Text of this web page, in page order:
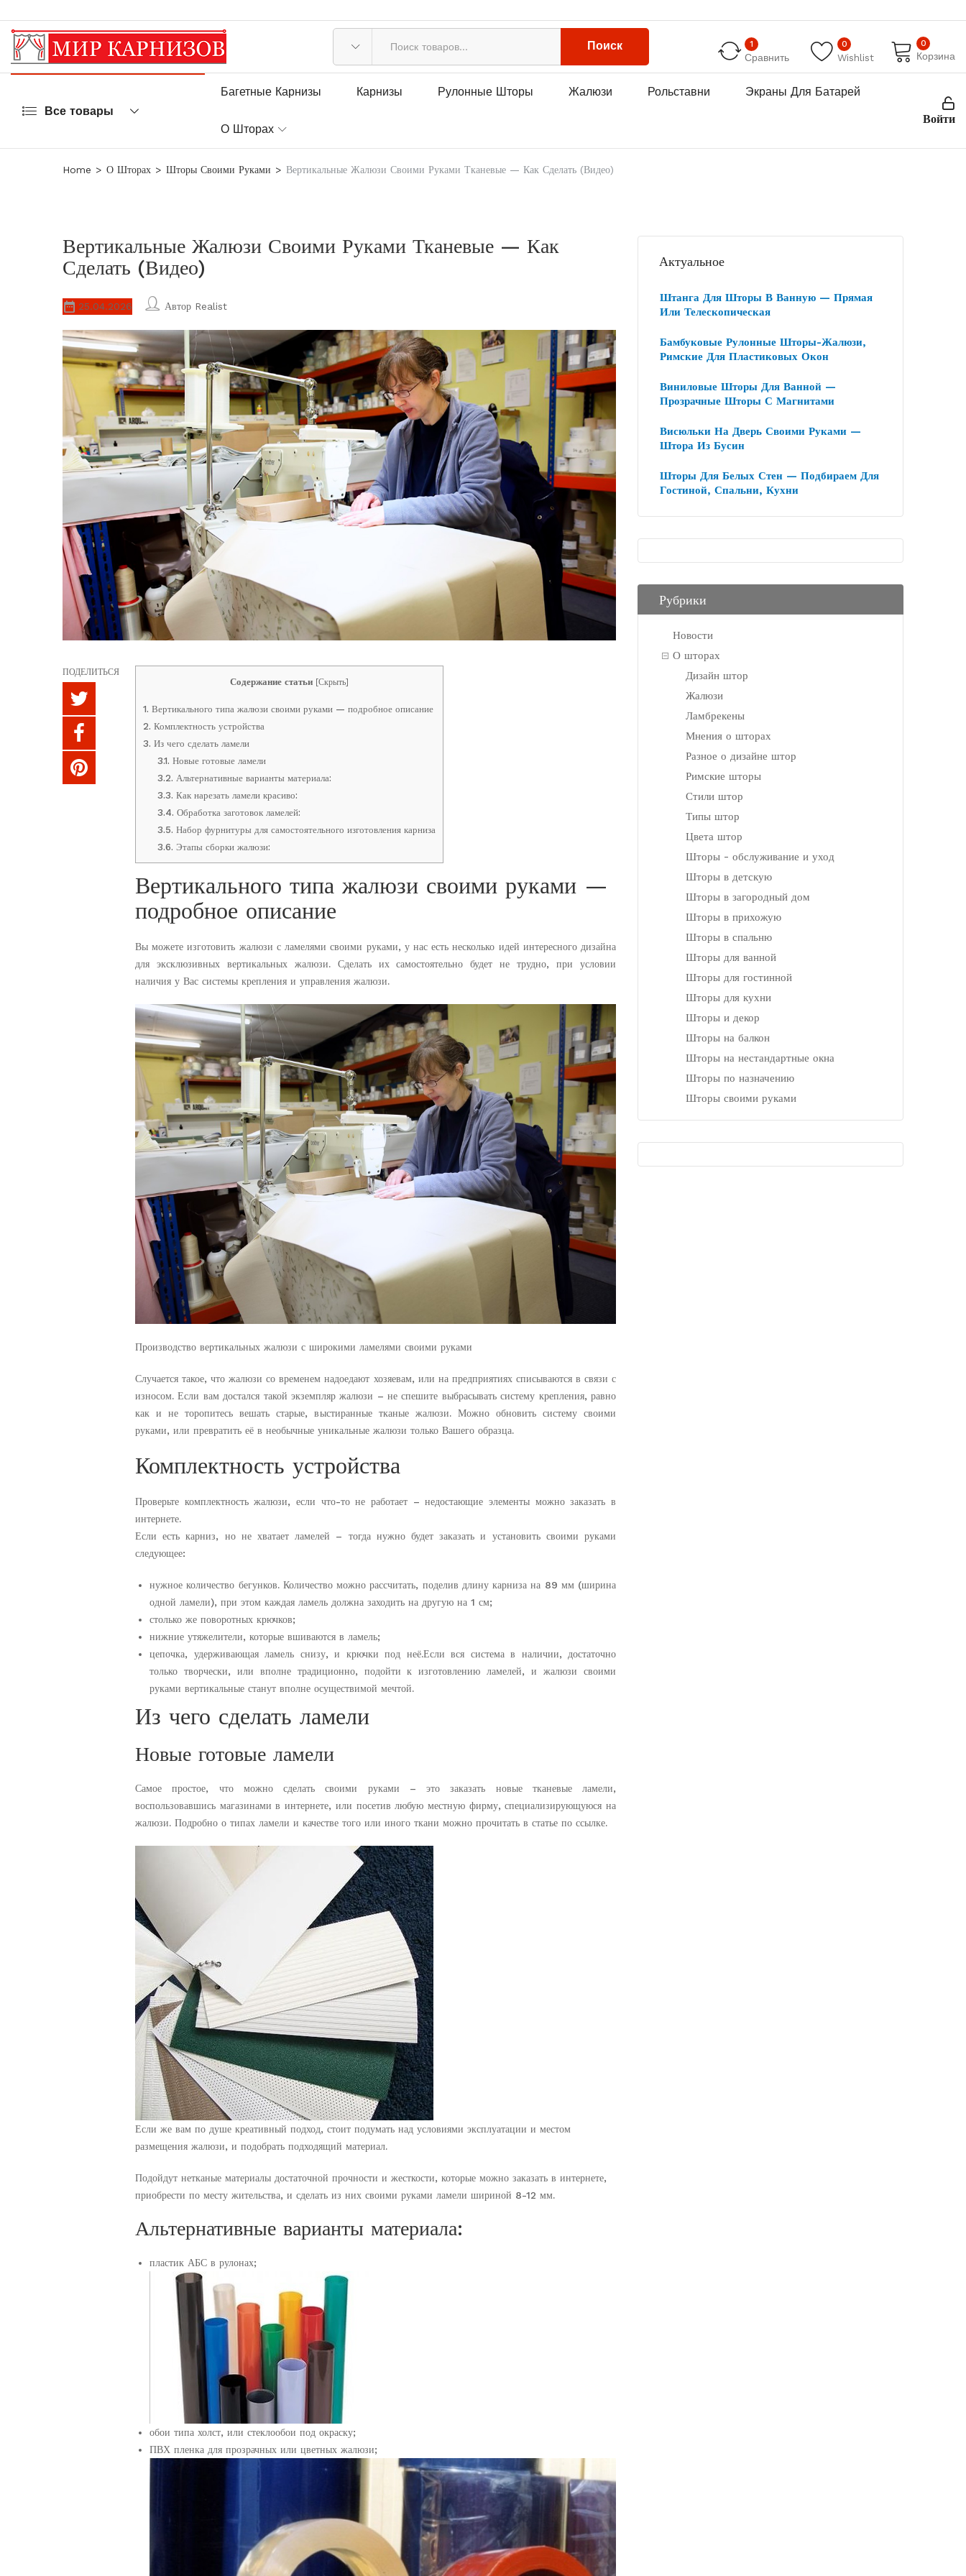
Поиск 1
Сравнить
0
Wishlist
0
Корзина
Все товары
Багетные Карнизы Карнизы Рулонные Шторы Жалюзи Рольставни Экраны Для Батарей
О Шторах
Войти
Home О Шторах Шторы Своими Руками Вертикальные Жалюзи Своими Руками Тканевые — Как Сделать (видео)
Вертикальные Жалюзи Своими Руками Тканевые — Как
Сделать (видео)
25.04.2026 Автор Realist
ПОДЕЛИТЬСЯ
Содержание статьи [Скрыть]
1. Вертикального типа жалюзи своими руками — подробное описание
2. Комплектность устройства
3. Из чего сделать ламели
3.1. Новые готовые ламели
3.2. Альтернативные варианты материала:
3.3. Как нарезать ламели красиво:
3.4. Обработка заготовок ламелей:
3.5. Набор фурнитуры для самостоятельного изготовления карниза
3.6. Этапы сборки жалюзи:
Вертикального типа жалюзи своими руками —
подробное описание
Вы можете изготовить жалюзи с ламелями своими руками, у нас есть несколько идей интересного дизайна
для эксклюзивных вертикальных жалюзи. Сделать их самостоятельно будет не трудно, при условии
наличия у Вас системы крепления и управления жалюзи.
Производство вертикальных жалюзи с широкими ламелями своими руками
Случается такое, что жалюзи со временем надоедают хозяевам, или на предприятиях списываются в связи с
износом. Если вам достался такой экземпляр жалюзи – не спешите выбрасывать систему крепления, равно
как и не торопитесь вешать старые, выстиранные тканые жалюзи. Можно обновить систему своими
руками, или превратить её в необычные уникальные жалюзи только Вашего образца.
Комплектность устройства
Проверьте комплектность жалюзи, если что-то не работает – недостающие элементы можно заказать в
интернете.
Если есть карниз, но не хватает ламелей – тогда нужно будет заказать и установить своими руками
следующее:
нужное количество бегунков. Количество можно рассчитать, поделив длину карниза на 89 мм (ширина
одной ламели), при этом каждая ламель должна заходить на другую на 1 см;
столько же поворотных крючков;
нижние утяжелители, которые вшиваются в ламель;
цепочка, удерживающая ламель снизу, и крючки под неё.Если вся система в наличии, достаточно
только творчески, или вполне традиционно, подойти к изготовлению ламелей, и жалюзи своими
руками вертикальные станут вполне осуществимой мечтой.
Из чего сделать ламели
Новые готовые ламели
Самое простое, что можно сделать своими руками – это заказать новые тканевые ламели,
воспользовавшись магазинами в интернете, или посетив любую местную фирму, специализирующуюся на
жалюзи. Подробно о типах ламели и качестве того или иного ткани можно прочитать в статье по ссылке.
Если же вам по душе креативный подход, стоит подумать над условиями эксплуатации и местом
размещения жалюзи, и подобрать подходящий материал.
Подойдут нетканые материалы достаточной прочности и жесткости, которые можно заказать в интернете,
приобрести по месту жительства, и сделать из них своими руками ламели шириной 8-12 мм.
Альтернативные варианты материала:
пластик АБС в рулонах;
обои типа холст, или стеклообои под окраску;
ПВХ пленка для прозрачных или цветных жалюзи;
Актуальное
Штанга Для Шторы В Ванную — Прямая
Или Телескопическая
Бамбуковые Рулонные Шторы-Жалюзи,
Римские Для Пластиковых Окон
Виниловые Шторы Для Ванной —
Прозрачные Шторы С Магнитами
Висюльки На Дверь Своими Руками —
Штора Из Бусин
Шторы Для Белых Стен — Подбираем Для
Гостиной, Спальни, Кухни
Рубрики
Новости
О шторах
Дизайн штор
Жалюзи
Ламбрекены
Мнения о шторах
Разное о дизайне штор
Римские шторы
Стили штор
Типы штор
Цвета штор
Шторы - обслуживание и уход
Шторы в детскую
Шторы в загородный дом
Шторы в прихожую
Шторы в спальню
Шторы для ванной
Шторы для гостинной
Шторы для кухни
Шторы и декор
Шторы на балкон
Шторы на нестандартные окна
Шторы по назначению
Шторы своими руками